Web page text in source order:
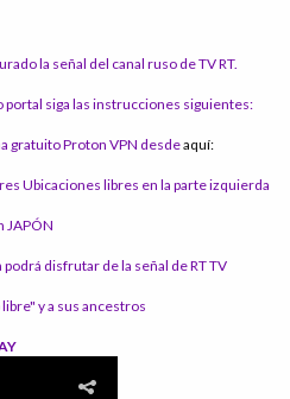
la señal del canal ruso de TV RT.
siga las instrucciones siguientes:
gratuito Proton VPN desdeaquí:
Ubicaciones libres en la parte izquierda
JAPÓN
podrá disfrutar de la señal de RT TV
y a sus ancestros